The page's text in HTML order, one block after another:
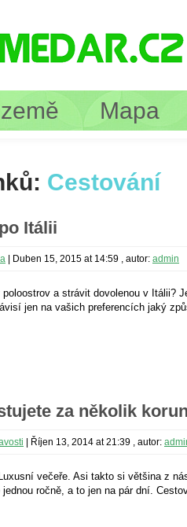
Mapa
Cestování
Itálii
Duben 15, 2015 at 14:59 , autor: admin
a strávit dovolenou v Itálii?
jen na vašich preferencích jaký
za několik
| Říjen 13, 2014 at 21:39 , autor:
večeře. Asi takto si většina z
ročně, a to jen na pár dní.